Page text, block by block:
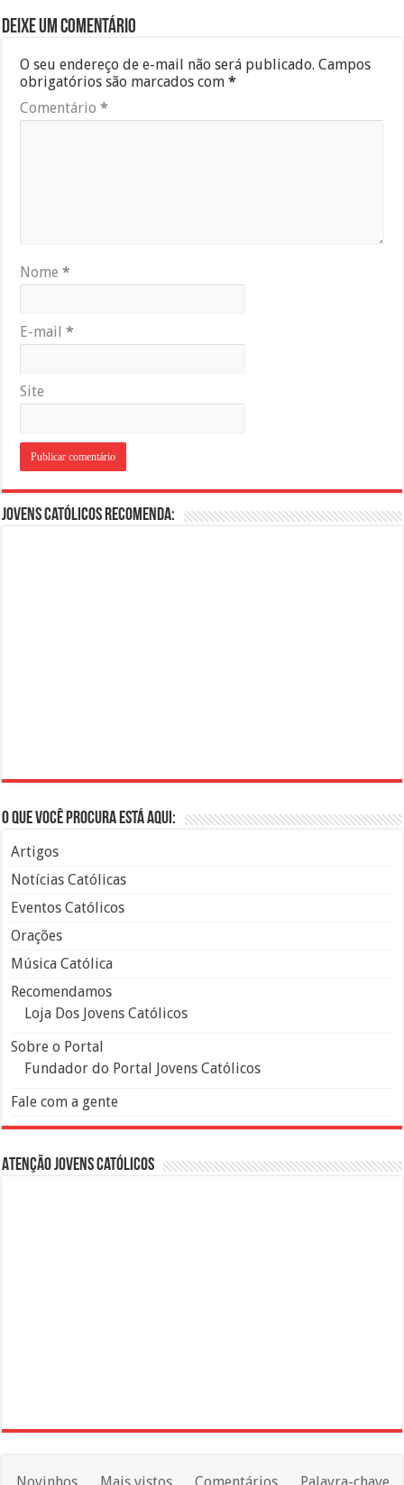
Deixe um comentário
O seu endereço de e-mail não será publicado. Campos
obrigatórios são marcados com*
Comentário*
Nome*
E-mail*
Site
Jovens Católicos Recomenda:
O que você procura está aqui:
Artigos
Notícias Católicas
Eventos Católicos
Orações
Música Católica
Recomendamos
Loja Dos Jovens Católicos
Sobre o Portal
Fundador do Portal Jovens Católicos
Fale com a gente
Atenção Jovens Católicos